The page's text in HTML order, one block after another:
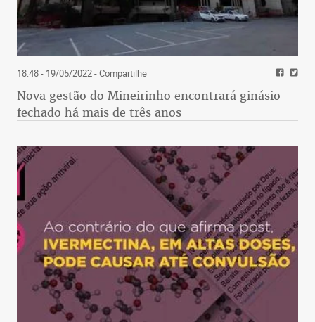
18:48 - 19/05/2022- Compartilhe
Nova gestão do Mineirinho encontrará ginásio
fechado há mais de três anos